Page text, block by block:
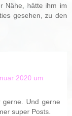
Nähe, hätte ihm im
gesehen, zu den
2020 um
gerne. Und gerne
super Posts.